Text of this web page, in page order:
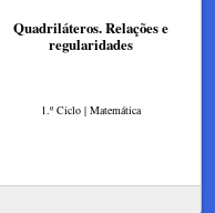
Quadriláteros. Relações e
regularidades
1.º Ciclo | Matemática